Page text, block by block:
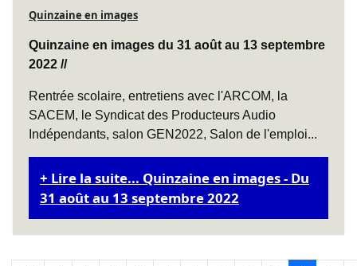
Quinzaine en images
Quinzaine en images du 31 août au 13 septembre
2022 //
Rentrée scolaire, entretiens avec l'ARCOM, la
SACEM, le Syndicat des Producteurs Audio
Indépendants, salon GEN2022, Salon de l'emploi...
Lire la suite... Quinzaine en images - Du
31 août au 13 septembre 2022